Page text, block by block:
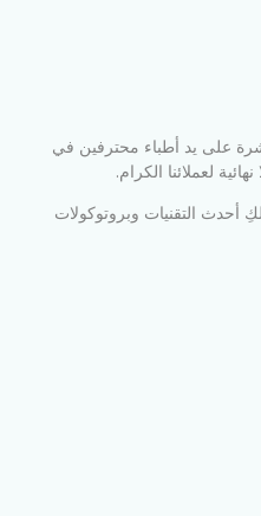
على يد أطباء محترفين في
لعملائنا الكرام.
أحدث التقنيات وبروتوكولات